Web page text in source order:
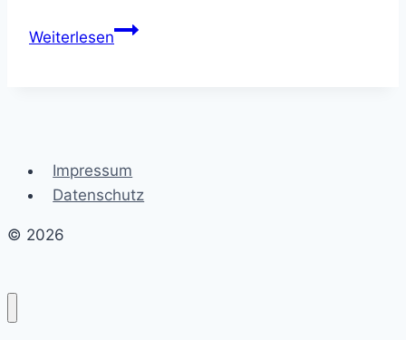
WeiterlesenDie
glückliches
Leben:
Impressum
Datenschutz
© 2026